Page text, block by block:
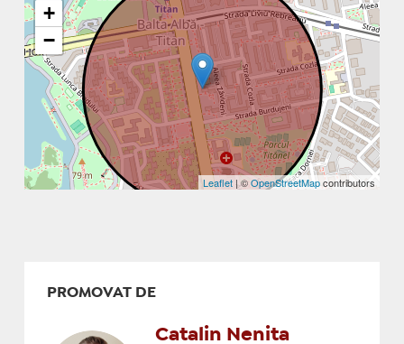
+
−
Leaflet | ©OpenStreetMapcontributors
PROMOVAT DE
Catalin Nenita